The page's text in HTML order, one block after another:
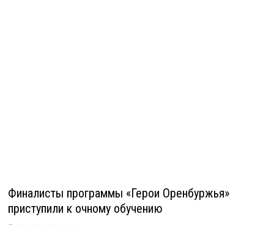
Финалисты программы «Герои Оренбуржья»
приступили к очному обучению